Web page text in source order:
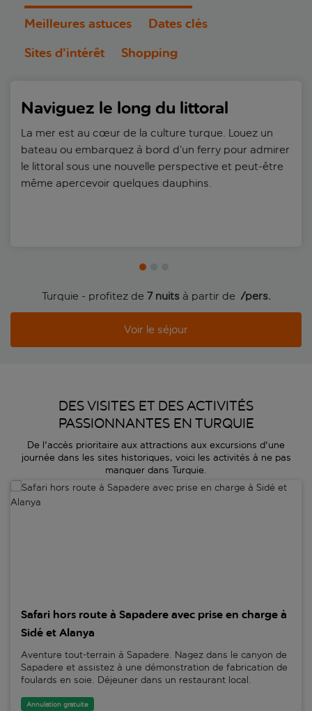
Meilleures astuces
Dates clés
Sites d’intérêt
Shopping
Naviguez le long du littoral
La mer est au cœur de la culture turque. Louez un
bateau ou embarquez à bord d’un ferry pour admirer
le littoral sous une nouvelle perspective et peut-être
même apercevoir quelques dauphins.
Turquie - profitez de 7 nuitsà partir de /pers.
Voir le séjour
DES VISITES ET DES ACTIVITÉS
PASSIONNANTES EN TURQUIE
De l'accès prioritaire aux attractions aux excursions d'une
journée dans les sites historiques, voici les activités à ne pas
manquer dans Turquie.
Safari hors route à Sapadere avec prise en charge à Sidé et Alanya
Safari hors route à Sapadere avec prise en charge à
Sidé et Alanya
Aventure tout-terrain à Sapadere. Nagez dans le canyon de
Sapadere et assistez à une démonstration de fabrication de
foulards en soie. Déjeuner dans un restaurant local.
Annulation gratuite